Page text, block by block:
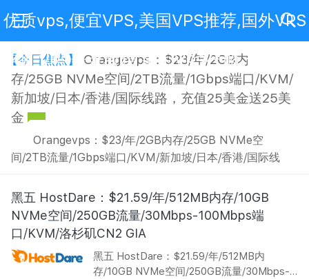
优质vps,便宜VPS,美国VPS推荐,国外VPS
评测,VPS新手教程,美国VPS代购,免费VPS
【今日焦点】
Orangevps：$23/年/2GB内
存/25GB NVMe空间/2TB流量/1Gbps端口/KVM/
新加坡/日本/香港/国际线路，充值25美金送25美
金
Orangevps：$23/年/2GB内存/25GB NVMe空
间/2TB流量/1Gbps端口/KVM/新加坡/日本/香港/国际线
Orangevps，国外商家，提供各类KVM VPS，数据中心有
香港、新加坡、日本、堪萨斯等。现在有活动，并有优惠
码，可选日本、新加坡、香港等。 1、年付6折优惠码:
SGIPD61（限年付及以上...
黑五 HostDare：$21.59/年/512MB内存/10GB
NVMe空间/250GB流量/30Mbps-100Mbps端
口/KVM/洛杉矶CN2 GIA
黑五 HostDare：$21.59/年/512MB内
存/10GB NVMe空间/250GB流量/30Mbps-